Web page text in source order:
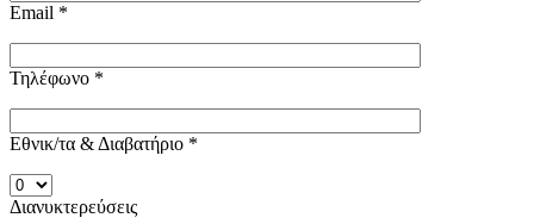
Email *
Τηλέφωνο *
Εθνικ/τα & Διαβατήριο *
Διανυκτερεύσεις